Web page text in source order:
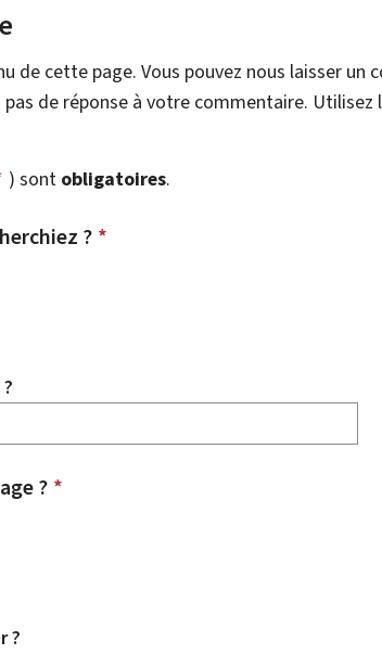
de cette page. Vous pouvez nous laisser un
pas de réponse à votre commentaire.
) sont obligatoires.
? *
? *
?